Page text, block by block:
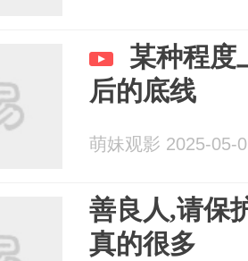
某种程度
后的底线
萌妹观影 2025-05-
善良人,请保
真的很多